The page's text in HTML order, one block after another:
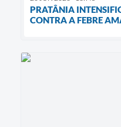
PRATÂNIA
CONTRA A FEBRE